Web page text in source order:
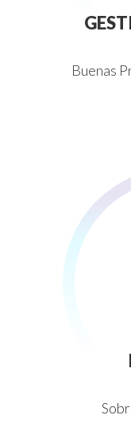
Buenas